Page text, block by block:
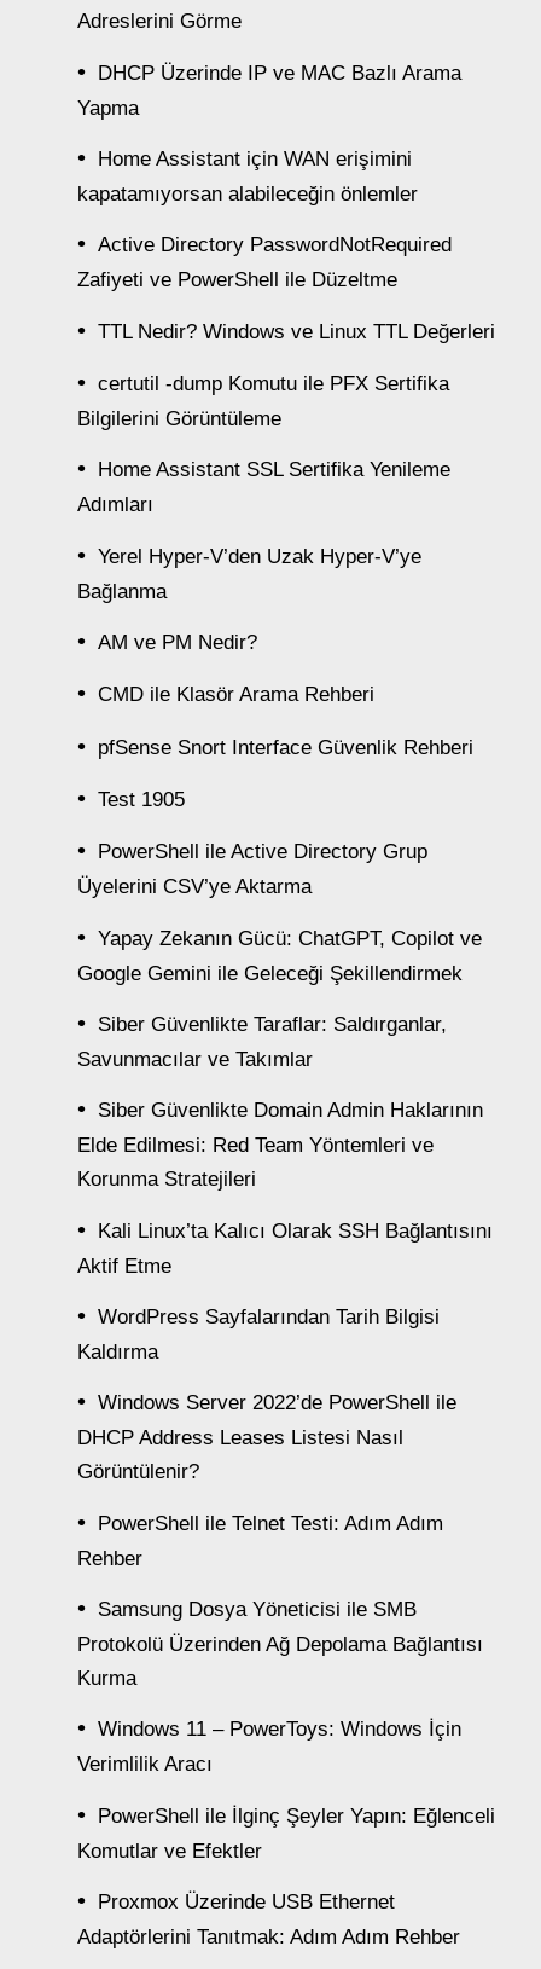
Adreslerini Görme
DHCP Üzerinde IP ve MAC Bazlı Arama
Yapma
Home Assistant için WAN erişimini
kapatamıyorsan alabileceğin önlemler
Active Directory PasswordNotRequired
Zafiyeti ve PowerShell ile Düzeltme
TTL Nedir? Windows ve Linux TTL Değerleri
certutil -dump Komutu ile PFX Sertifika
Bilgilerini Görüntüleme
Home Assistant SSL Sertifika Yenileme
Adımları
Yerel Hyper-V’den Uzak Hyper-V’ye
Bağlanma
AM ve PM Nedir?
CMD ile Klasör Arama Rehberi
pfSense Snort Interface Güvenlik Rehberi
Test 1905
PowerShell ile Active Directory Grup
Üyelerini CSV’ye Aktarma
Yapay Zekanın Gücü: ChatGPT, Copilot ve
Google Gemini ile Geleceği Şekillendirmek
Siber Güvenlikte Taraflar: Saldırganlar,
Savunmacılar ve Takımlar
Siber Güvenlikte Domain Admin Haklarının
Elde Edilmesi: Red Team Yöntemleri ve
Korunma Stratejileri
Kali Linux’ta Kalıcı Olarak SSH Bağlantısını
Aktif Etme
WordPress Sayfalarından Tarih Bilgisi
Kaldırma
Windows Server 2022’de PowerShell ile
DHCP Address Leases Listesi Nasıl
Görüntülenir?
PowerShell ile Telnet Testi: Adım Adım
Rehber
Samsung Dosya Yöneticisi ile SMB
Protokolü Üzerinden Ağ Depolama Bağlantısı
Kurma
Windows 11 – PowerToys: Windows İçin
Verimlilik Aracı
PowerShell ile İlginç Şeyler Yapın: Eğlenceli
Komutlar ve Efektler
Proxmox Üzerinde USB Ethernet
Adaptörlerini Tanıtmak: Adım Adım Rehber